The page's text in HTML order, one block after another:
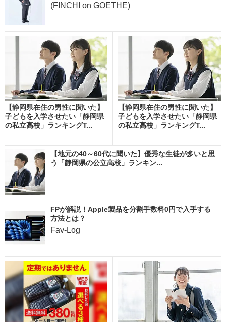
(FINCHI on GOETHE)
【静岡県在住の男性に聞いた】
子どもを入学させたい「静岡県
の私立高校」ランキングT...
【静岡県在住の男性に聞いた】
子どもを入学させたい「静岡県
の私立高校」ランキングT...
【地元の40～60代に聞いた】優秀な生徒が多いと思
う「静岡県の公立高校」ランキン...
FPが解説！Apple製品を分割手数料0円で入手する
方法とは？
Fav-Log